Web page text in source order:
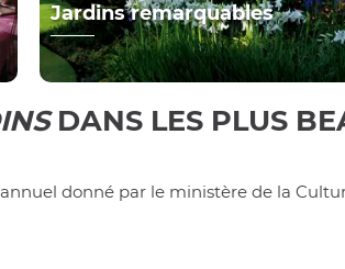
Jardins remarquables
DANS LES PLUS
donné par le ministère de la